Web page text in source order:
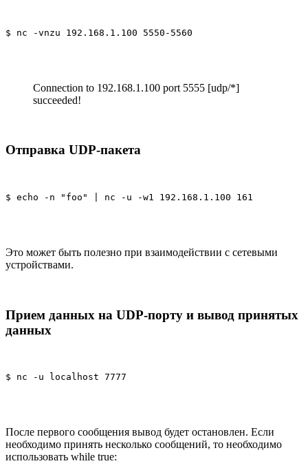
$ nc -vnzu 192.168.1.100 5550-5560
Connection to 192.168.1.100 port 5555 [udp/*]
succeeded!
Отправка UDP-пакета
$ echo -n "foo" | nc -u -w1 192.168.1.100 161
Это может быть полезно при взаимодействии с сетевыми
устройствами.
Прием данных на UDP-порту и вывод принятых
данных
$ nc -u localhost 7777
После первого сообщения вывод будет остановлен. Если
необходимо принять несколько сообщений, то необходимо
использовать while true: